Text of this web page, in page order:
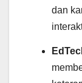
dan